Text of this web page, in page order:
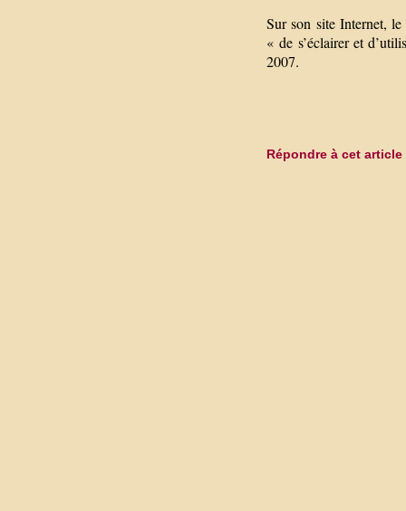
Sur son site Internet,
« de s’éclairer et
2007.
Répondre à cet article